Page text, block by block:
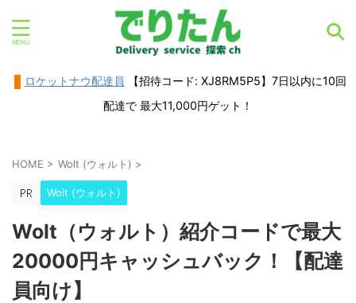
ロケットナウ配達員 【招待コード: XJ8RM5P5】7日以内に10回
配達で 最大11,000円ゲット！
HOME > Wolt (ウォルト) >
Wolt (ウォルト)
Wolt（ウォルト）紹介コードで最大
20000円キャッシュバック！【配達
員向け】